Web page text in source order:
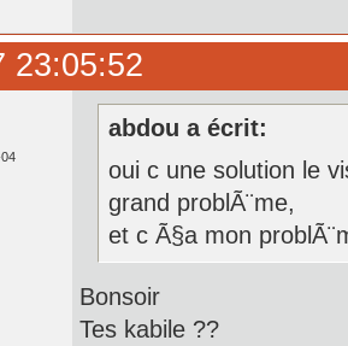
23:05:52
abdou a écrit:
oui c une solution le
grand problÃ¨me,
et c Ã§a mon
Bonsoir
Tes kabile ??